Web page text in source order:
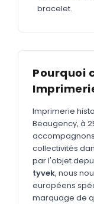
MARQUAGE
Tee-shirts
Sweatshirts
GOODIES
Catalogue
Bureau &
Sacs &
Verres &
bracelet.
Pourquoi
Imprimerie
Beaugency, à
collectivités
par l'objet
tyvek, nous
européens
marquage de